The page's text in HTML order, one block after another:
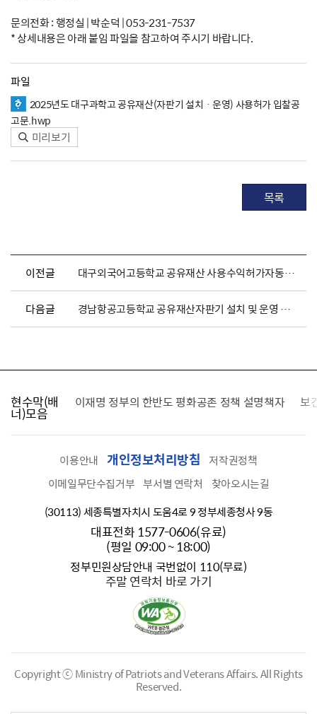
문의전화 : 행정실 | 박순덕 | 053-231-7537
* 상세내용은 아래 붙임 파일을 참고하여 주시기 바랍니다.
파일
2025년도 대구과학고 공유재산(자판기 설치ㆍ운영) 사용허가 입찰공
고문.hwp
미리보기
목록
이전글 대구외국어고등학교 공유재산 사용수익허가자동판매기 설치·운영 전자 입찰 공고
다음글 경남항공고등학교 공유재산자판기 설치 및 운영 사용허가 전자입찰 공고
현수막(배
너)모음
찾습니다 이재명 정부의 한반도 평화공존 정책 설명책자 보
이용안내 개인정보처리방침
저작권정책
이메일무단수집거부 부서별 연락처
찾아오시는길
(30113) 세종특별자치시 도움4로 9 정부세종청사 9동
대표전화 1577-0606(유료)
(평일 09:00 ~ 18:00)
정부민원상담안내 국번없이 110(무료)
주말 연락처 바로 가기
Copyright ⓒ Ministry of Patriots and Veterans Affairs.All Rights
Reserved.